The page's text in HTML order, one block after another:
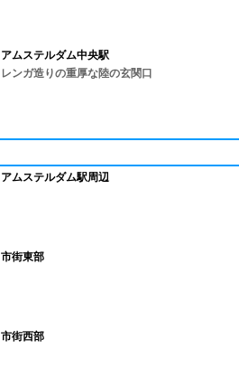
アムステルダム中央駅
レンガ造りの重厚な陸の玄関口
アムステルダム駅周辺
市街東部
市街西部